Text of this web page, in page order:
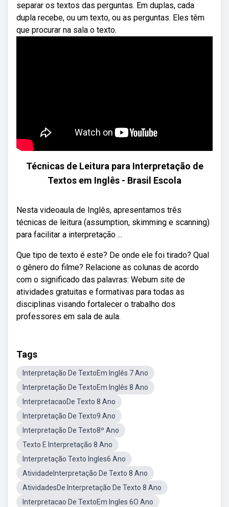
separar os textos das perguntas. Em duplas, cada
dupla recebe, ou um texto, ou as perguntas. Eles têm
que procurar na sala o texto.
Técnicas de Leitura para Interpretação de
Textos em Inglês - Brasil Escola
Nesta videoaula de Inglês, apresentamos três
técnicas de leitura (assumption, skimming e scanning)
para facilitar a interpretação ...
Que tipo de texto é este? De onde ele foi tirado? Qual
o gênero do filme? Relacione as colunas de acordo
com o significado das palavras: Webum site de
atividades gratuitas e formativas para todas as
disciplinas visando fortalecer o trabalho dos
professores em sala de aula.
Tags
Interpretação De TextoEm Inglês 7 Ano
Interpretação De TextoEm Inglês 8 Ano
InterpretacaoDe Texto 8 Ano
Interpretação De Texto9 Ano
Interpretação De Texto8º Ano
Texto E Interpretação 8 Ano
Interpretação Texto Ingles6 Ano
AtividadeInterpretação De Texto 8 Ano
AtividadesDe Interpretação De Texto 8 Ano
Interpretacao De TextoEm Ingles 6O Ano